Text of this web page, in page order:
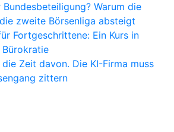
Warum die
zweite Börsenliga absteigt
Fortgeschrittene: Ein Kurs in
Zeit davon. Die KI-Firma muss
zittern